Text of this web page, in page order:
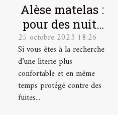
Alèse matelas :
pour des nuits
plus
confortables et
plus douces !
25 octobre 2023 18:26
Si vous êtes à la recherche
d’une literie plus
confortable et en même
temps protégé contre des
fuites...